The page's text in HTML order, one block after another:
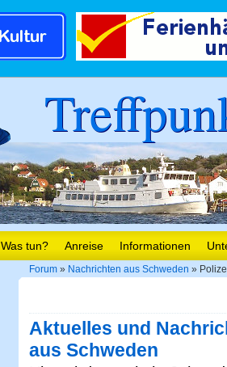
Was tun? Anreise Informationen
Forum » Nachrichten aus Schweden »
Aktuelles und
aus Schweden